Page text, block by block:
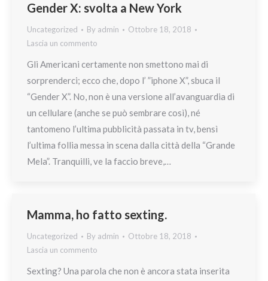
Gender X: svolta a New York
Uncategorized By admin
Ottobre 18, 2018
Lascia un commento
Gli Americani certamente non smettono mai di
sorprenderci; ecco che, dopo l’ ”iphone X”, sbuca il
“Gender X”. No, non è una versione all’avanguardia di
un cellulare (anche se può sembrare così), né
tantomeno l’ultima pubblicità passata in tv, bensì
l’ultima follia messa in scena dalla città della “Grande
Mela”. Tranquilli, ve la faccio breve,…
Mamma, ho fatto sexting.
Uncategorized By admin
Ottobre 18, 2018
Lascia un commento
Sexting? Una parola che non è ancora stata inserita